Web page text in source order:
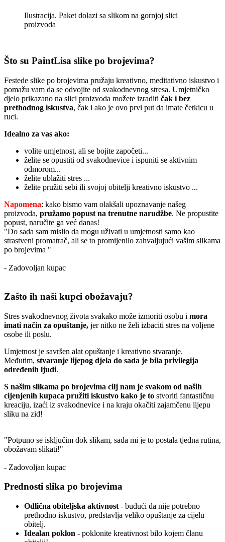
Otvarajuće, prijenosno džepno
Ilustracija. Paket dolazi sa slikom na gornjoj slici
proizvoda
Što su PaintLisa slike po brojevima?
Festede slike po brojevima pružaju kreativno, meditativno iskustvo i
pomažu vam da se odvojite od svakodnevnog stresa. Umjetničko
djelo prikazano na slici proizvoda možete izraditi čak i bez
prethodnog iskustva, čak i ako je ovo prvi put da imate četkicu u
ruci.
Idealno za vas ako:
volite umjetnost, ali se bojite započeti...
želite se opustiti od svakodnevice i ispuniti se aktivnim
odmorom...
želite ublažiti stres ...
želite pružiti sebi ili svojoj obitelji kreativno iskustvo ...
Napomena: kako bismo vam olakšali upoznavanje našeg
proizvoda, pružamo popust na trenutne narudžbe. Ne propustite
popust, naručite ga već danas!
"Do sada sam mislio da mogu uživati u umjetnosti samo kao
strastveni promatrač, ali se to promijenilo zahvaljujući vašim slikama
po brojevima "
- Zadovoljan kupac
Zašto ih naši kupci obožavaju?
Stres svakodnevnog života svakako može izmoriti osobu i mora
imati način za opuštanje, jer nitko ne želi izbaciti stres na voljene
osobe ili poslu.
Umjetnost je savršen alat opuštanje i kreativno stvaranje.
Međutim, stvaranje lijepog djela do sada je bila privilegija
određenih ljudi.
S našim slikama po brojevima cilj nam je svakom od naših
cijenjenih kupaca pružiti iskustvo kako je to stvoriti fantastičnu
kreaciju, izaći iz svakodnevice i na kraju okačiti zajamčenu lijepu
sliku na zid!
"Potpuno se isključim dok slikam, sada mi je to postala tjedna rutina,
obožavam slikati!"
- Zadovoljan kupac
Prednosti slika po brojevima
Odlična obiteljska aktivnost - budući da nije potrebno
prethodno iskustvo, predstavlja veliko opuštanje za cijelu
obitelj.
Idealan poklon - poklonite kreativnost bilo kojem članu